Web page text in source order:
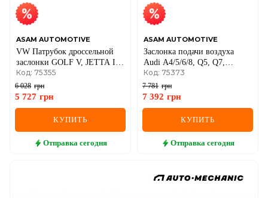
ASAM AUTOMOTIVE
VW Патрубок дроссельной
заслонки GOLF V, JETTA III,
PASSAT B6
Код: 75355
6 028 грн
5 727 грн
КУПИТЬ
Отправка сегодня
ASAM AUTOMOTIVE
Заслонка подачи воздуха
Audi A4/5/6/8, Q5, Q7,
Touareg 2.7/3.0TDI 03- VW
Код: 75373
7 781 грн
7 392 грн
КУПИТЬ
Отправка сегодня